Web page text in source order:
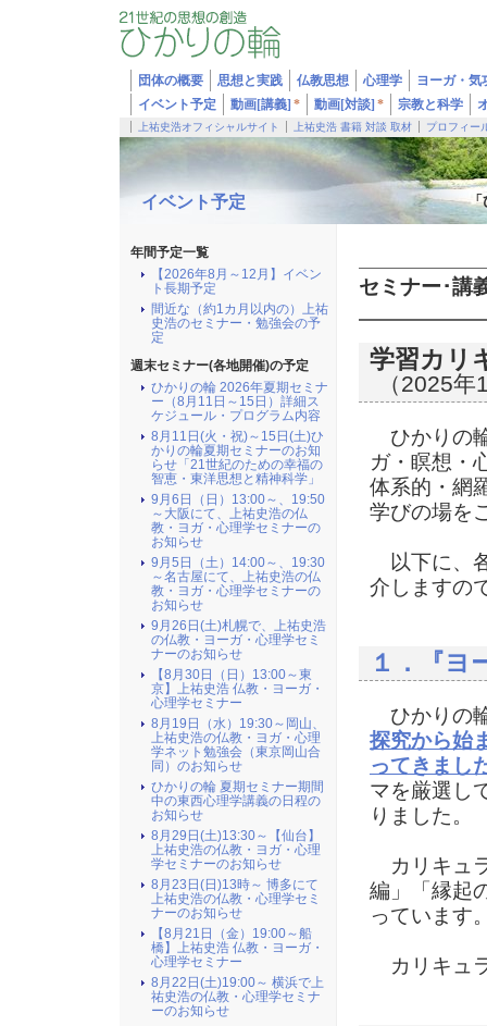
団体の概要 思想と実践 仏教思想 心理学
ヨーガ・気
イベント予定
動画[講義] * 動画[対談] * 宗教と科学
上祐史浩オフィシャルサイト 上祐史浩 書籍 対談 取材 プロフィー
イベント予定 「
セミナー･講
学習カリ
（2025
ひかりの
ガ・瞑想・
体系的・網
学びの場を
以下に、
介しますの
１．『ヨ
ひかりの
探究から始
ってきまし
マを厳選し
りました。
カリキュ
編」「縁起
っています
カリキュ
年間予定一覧
【2026年8月～12月】イベン
ト長期予定
間近な（約1カ月以内の）上祐
史浩のセミナー・勉強会の予
定
週末セミナー(各地開催)の予定
ひかりの輪 2026年夏期セミナ
ー（8月11日～15日）詳細ス
ケジュール・プログラム内容
8月11日(火・祝)～15日(土)ひ
かりの輪夏期セミナーのお知
らせ「21世紀のための幸福の
智恵・東洋思想と精神科学」
9月6日（日）13:00～、19:50
～大阪にて、上祐史浩の仏
教・ヨガ・心理学セミナーの
お知らせ
9月5日（土）14:00～、19:30
～名古屋にて、上祐史浩の仏
教・ヨガ・心理学セミナーの
お知らせ
9月26日(土)札幌で、上祐史浩
の仏教・ヨーガ・心理学セミ
ナーのお知らせ
【8月30日（日）13:00～東
京】上祐史浩 仏教・ヨーガ・
心理学セミナー
8月19日（水）19:30～岡山、
上祐史浩の仏教・ヨガ・心理
学ネット勉強会（東京岡山合
同）のお知らせ
ひかりの輪 夏期セミナー期間
中の東西心理学講義の日程の
お知らせ
8月29日(土)13:30～【仙台】
上祐史浩の仏教・ヨガ・心理
学セミナーのお知らせ
8月23日(日)13時～ 博多にて
上祐史浩の仏教・心理学セミ
ナーのお知らせ
【8月21日（金）19:00～船
橋】上祐史浩 仏教・ヨーガ・
心理学セミナー
8月22日(土)19:00～ 横浜で上
祐史浩の仏教・心理学セミナ
ーのお知らせ